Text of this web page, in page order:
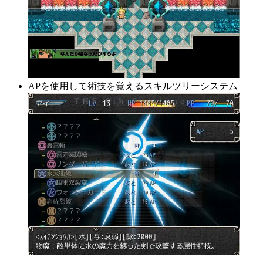
APを使用して術技を覚えるスキルツリーシステム